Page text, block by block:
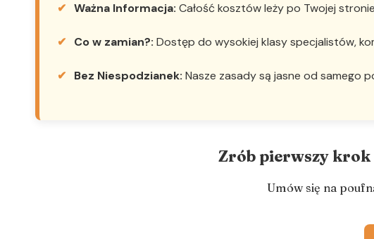
Ważna Informacja: Całość kosztów leży po Twojej
Co w zamian?: Dostęp do wysokiej klasy specjalistów,
Bez Niespodzianek: Nasze zasady są jasne od samego
Zrób pierwszy krok
Umów się na